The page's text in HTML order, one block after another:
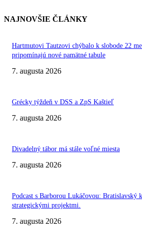
NAJNOVŠIE ČLÁNKY
Hartmutovi Tautzovi chýbalo k slobode 22
pripomínajú nové pamätné tabule
7. augusta 2026
Grécky týždeň v DSS a ZpS Kaštieľ
7. augusta 2026
Divadelný tábor má stále voľné miesta
7. augusta 2026
Podcast s Barborou Lukáčovou: Bratislavský
strategickými projektmi.
7. augusta 2026